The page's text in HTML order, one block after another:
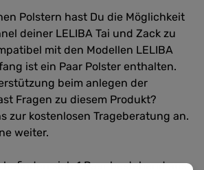
Polstern hast Du die Möglichkeit
deiner LELIBA Tai und Zack zu
mit den Modellen LELIBA
ist ein Paar Polster enthalten.
beim anlegen der
Fragen zu diesem Produkt?
zur kostenlosen Trageberatung an.
weiter.
sich 1 Paar bestehend aus